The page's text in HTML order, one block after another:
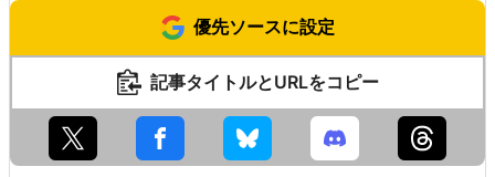
優先ソースに設定
記事タイトルとURLをコピー